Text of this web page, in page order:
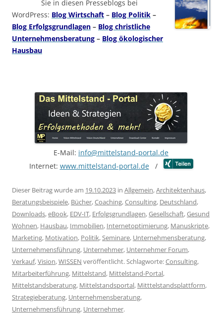
Sie in diesen Presseblogs bei
WordPress: Blog Wirtschaft – Blog Politik –
Blog Erfolgsgrundlagen – Blog christliche
Unternehmensberatung – Blog ökologischer
Hausbau
E-Mail: info@mittelstand-portal.de
Internet: www.mittelstand-portal.de/
Dieser Beitrag wurde am 19.10.2023 in Allgemein,Architektenhaus,
Beratungsbeispiele, Bücher,Coaching,Consulting, Deutschland,
Downloads,eBook, EDV-IT, Erfolgsgrundlagen,Gesellschaft,Gesund
Wohnen, Hausbau, Immobilien, Internetoptimierung, Manuskripte,
Marketing, Motivation, Politik,Seminare, Unternehmensberatung,
Unternehmensführung, Unternehmer, Unternehmer Forum,
Verkauf,Vision,WISSEN veröffentlicht. Schlagworte:Consulting,
Mitarbeiterführung, Mittelstand, Mittelstand-Portal,
Mittelstandsberatung, Mittelstandsportal, Mitttelstandsplattform,
Strategieberatung, Unternehmensberatung,
Unternehmensführung, Unternehmer.